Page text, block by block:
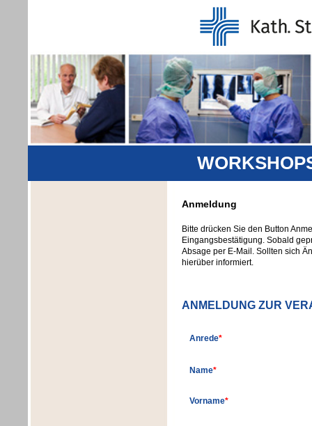
Anmeldung
Bitte drücken Sie den Button
Eingangsbestätigung. Sobald
Absage per E-Mail. Sollten sich
hierüber informiert.
ANMELDUNG ZUR
Anrede*
Name*
Vorname*